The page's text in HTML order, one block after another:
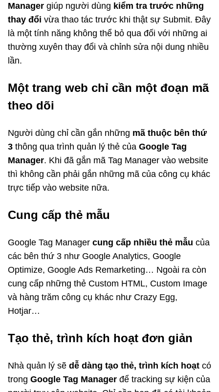
Manager giúp người dùng kiểm tra trước những
thay đổi vừa thao tác trước khi thật sự Submit. Đây
là một tính năng không thể bỏ qua đối với những ai
thường xuyên thay đổi và chỉnh sửa nội dung nhiều
lần.
Một trang web chỉ cần một đoạn mã
theo dõi
Người dùng chỉ cần gắn những mã thuộc bên thứ
3 thông qua trình quản lý thẻ của Google Tag
Manager. Khi đã gắn mã Tag Manager vào website
thì không cần phải gắn những mã của công cụ khác
trực tiếp vào website nữa.
Cung cấp thẻ mẫu
Google Tag Manager cung cấp nhiều thẻ mẫu của
các bên thứ 3 như Google Analytics, Google
Optimize, Google Ads Remarketing… Ngoài ra còn
cung cấp những thẻ Custom HTML, Custom Image
và hàng trăm công cụ khác như Crazy Egg,
Hotjar…
Tạo thẻ, trình kích hoạt đơn giản
Nhà quản lý sẽ dễ dàng tạo thẻ, trình kích hoạt có
trong Google Tag Manager để tracking sự kiện của